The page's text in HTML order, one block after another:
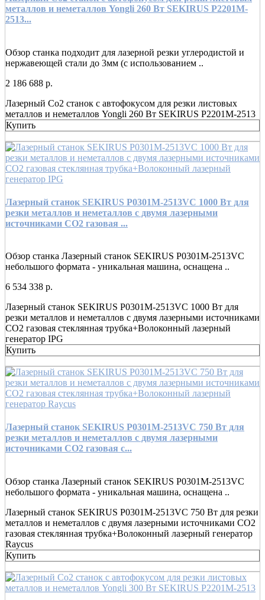
металлов и неметаллов Yongli 260 Вт SEKIRUS P2201M-
2513...
Обзор станка подходит для лазерной резки углеродистой и
нержавеющей стали до 3мм (с использованием ..
2 186 688 р.
Лазерный Co2 станок с автофокусом для резки листовых
металлов и неметаллов Yongli 260 Вт SEKIRUS P2201M-2513
Купить
Лазерный станок SEKIRUS P0301M-2513VC 1000 Вт для
резки металлов и неметаллов с двумя лазерными
источниками СO2 газовая ...
Обзор станка Лазерный станок SEKIRUS P0301M-2513VC
небольшого формата - уникальная машина, оснащена ..
6 534 338 р.
Лазерный станок SEKIRUS P0301M-2513VC 1000 Вт для
резки металлов и неметаллов с двумя лазерными источниками
СO2 газовая стеклянная трубка+Волоконный лазерный
генератор IPG
Купить
Лазерный станок SEKIRUS P0301M-2513VC 750 Вт для
резки металлов и неметаллов с двумя лазерными
источниками СO2 газовая с...
Обзор станка Лазерный станок SEKIRUS P0301M-2513VC
небольшого формата - уникальная машина, оснащена ..
Лазерный станок SEKIRUS P0301M-2513VC 750 Вт для резки
металлов и неметаллов с двумя лазерными источниками СO2
газовая стеклянная трубка+Волоконный лазерный генератор
Raycus
Купить